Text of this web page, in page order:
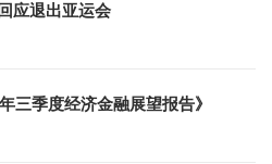
应退出亚运会
三季度经济金融展望报告》